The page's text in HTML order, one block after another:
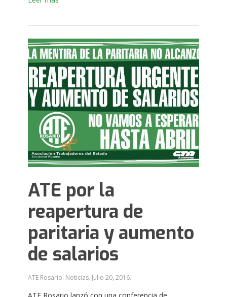
ATE por la
reapertura de
paritaria y aumento
de salarios
ATE Rosario. Noticias. Julio 20, 2016.